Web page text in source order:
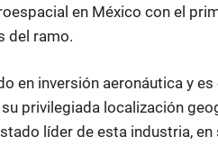
en México con el
del ramo.
en inversión aeronáutica y
privilegiada localización
líder de esta industria, en